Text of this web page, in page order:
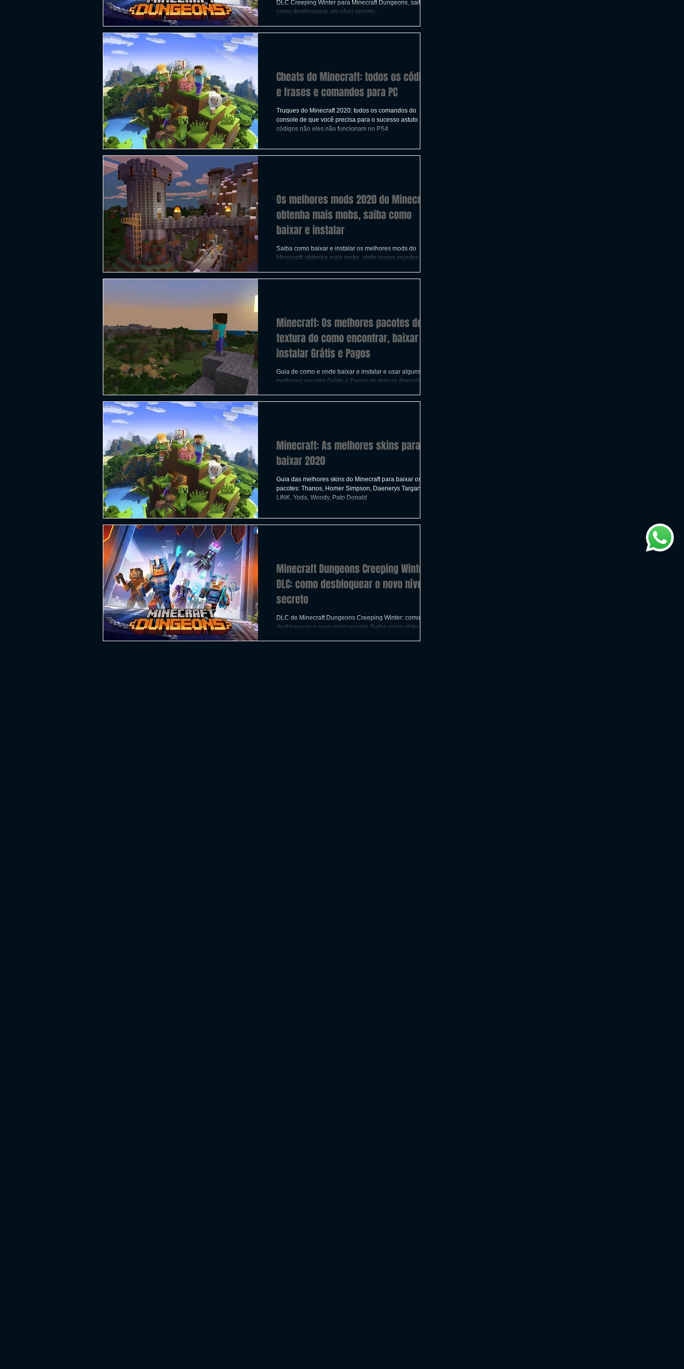
ESPORTES SOBREVIVÊNCIA
GUERRA LUTA GRATUITO FILMES
DLC Creeping Winter para Minecraft Dungeons, saiba
como desbloquear um nível secreto.
Cheats do Minecraft: todos os códigos
e frases e comandos para PC
Truques do Minecraft 2020: todos os comandos do
console de que você precisa para o sucesso astuto Este
códigos não eles não funcionam no PS4
Os melhores mods 2020 do Minecraft:
obtenha mais mobs, saiba como
baixar e instalar
Saiba como baixar e instalar os melhores mods do
Minecraft: obtenha mais mobs, visite novos mundos e
Minecraft: Os melhores pacotes de
textura do como encontrar, baixar e
instalar Grátis e Pagos
Guia de como e onde baixar e instalar e usar alguns dos
melhores pacotes Grátis e Pagos de textura disponíveis
Minecraft: As melhores skins para
baixar 2020
Guia das melhores skins do Minecraft para baixar os
pacotes: Thanos, Homer Simpson, Daenerys Targaryen,
LINK, Yoda, Woody, Pato Donald
Minecraft Dungeons Creeping Winter
DLC: como desbloquear o novo nível
secreto
DLC de Minecraft Dungeons Creeping Winter: como
desbloquear o novo nível secreto Saiba como obter este